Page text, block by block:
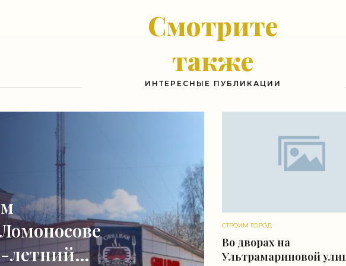
Смотрите
также
ИНТЕРЕСНЫЕ ПУБЛИКАЦИИ
летний
СТРОИМ ГОРОД
Во дворах на
Ультрамариновой